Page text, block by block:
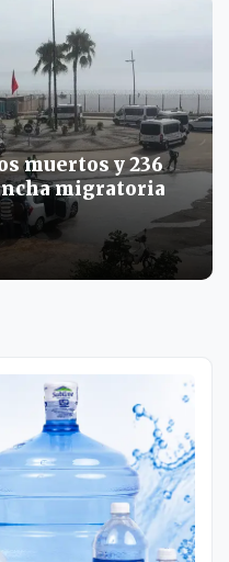
muertos y 236
migratoria